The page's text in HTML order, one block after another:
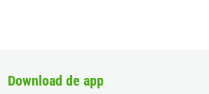
Download de app